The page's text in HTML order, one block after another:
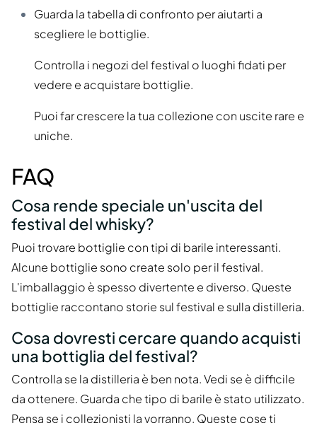
Guarda la tabella di confronto per aiutarti a
scegliere le bottiglie.
Controlla i negozi del festival o luoghi fidati per
vedere e acquistare bottiglie.
Puoi far crescere la tua collezione con uscite rare e
uniche.
FAQ
Cosa rende speciale un'uscita del
festival del whisky?
Puoi trovare bottiglie con tipi di barile interessanti.
Alcune bottiglie sono create solo per il festival.
L'imballaggio è spesso divertente e diverso. Queste
bottiglie raccontano storie sul festival e sulla distilleria.
Cosa dovresti cercare quando acquisti
una bottiglia del festival?
Controlla se la distilleria è ben nota. Vedi se è difficile
da ottenere. Guarda che tipo di barile è stato utilizzato.
Pensa se i collezionisti la vorranno. Queste cose ti